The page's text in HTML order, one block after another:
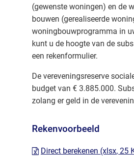
(gewenste woningen) en de
bouwen (gerealiseerde
woningbouwprogramma in
kunt u de hoogte van de
een rekenformulier.
De vereveningsreserve
budget van € 3.885.000.
zolang er geld in de
Rekenvoorbeeld
Direct berekenen (xlsx, 25